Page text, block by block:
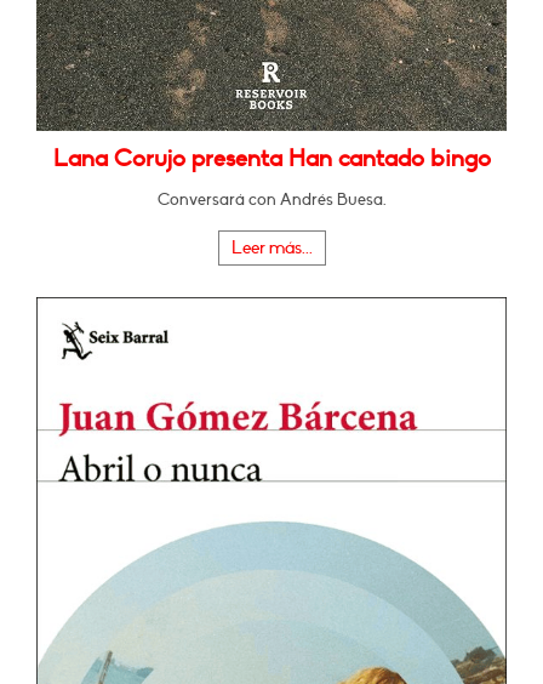
Lana Corujo presenta Han cantado bingo
Conversará con Andrés Buesa.
Leer más...